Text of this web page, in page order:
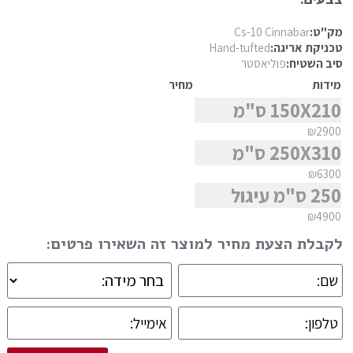
סגנוןפרסי נהין
פרסי סנה
פרסי קום
פרסי קום משי
פרסי קלארדש
פרסי קשקאי
מק"ט:Cs-10 Cinnabar
טכניקת אריגה:Hand-tufted
סיב השטיח:פוליאסטר
מידות
מחיר
150X210 ס"מ
₪2900
250X310 ס"מ
₪6300
250 ס"מ עיגול
₪4900
לקבלת הצעת מחיר למוצר זה השאירו פרטים: